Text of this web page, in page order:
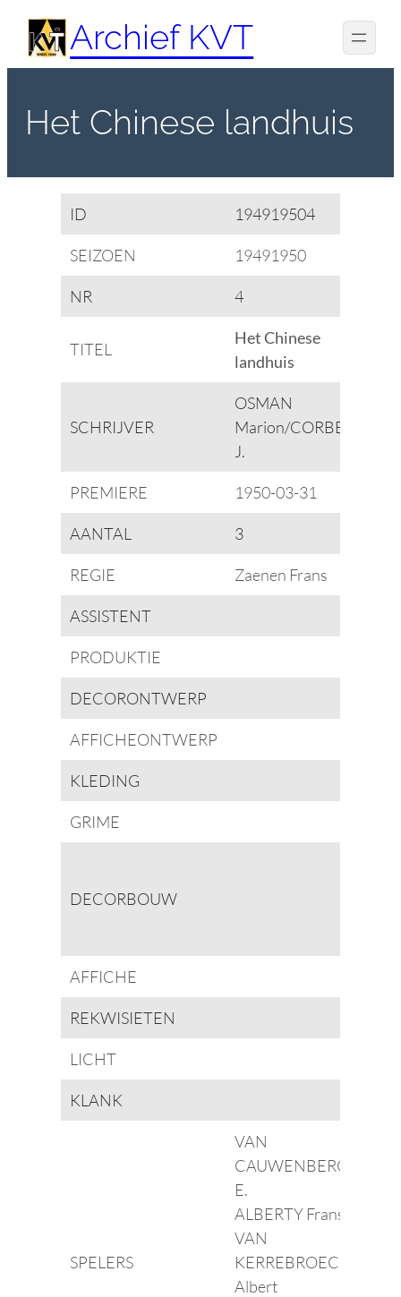
Spring
naar
de
Archief KVT
Het Chinese landhuis
ID 194919504
SEIZOEN 19491950
NR 4
TITEL
Het Chinese
landhuis
SCHRIJVER
OSMAN
Marion/CORBET
J.
PREMIERE 1950-03-31
AANTAL 3
REGIE Zaenen Frans
ASSISTENT
PRODUKTIE
DECORONTWERP
AFFICHEONTWERP
KLEDING
GRIME
DECORBOUW
AFFICHE
REKWISIETEN
LICHT
KLANK
SPELERS
VAN
CAUWENBERGH
E.
ALBERTY Frans
VAN
KERREBROECK
Albert